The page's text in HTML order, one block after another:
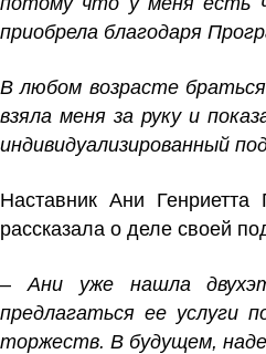
приобрела благодаря
В любом возрасте
взяла меня за руку и
индивидуализированный
Наставник Ани
рассказала о деле своей
– Ани уже нашла
предлагаться ее услуги
торжеств. В будущем,